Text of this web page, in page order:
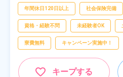
年間休日120日以上 社会保険完備
資格・経験不問 未経験者OK
寮費無料 キャンペーン実施中！
キープする